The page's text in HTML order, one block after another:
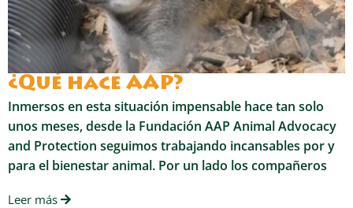
¿Qué hace AAP?
Inmersos en esta situación impensable hace tan solo
unos meses, desde la Fundación AAP Animal Advocacy
and Protection seguimos trabajando incansables por y
para el bienestar animal. Por un lado los compañeros
Leer más